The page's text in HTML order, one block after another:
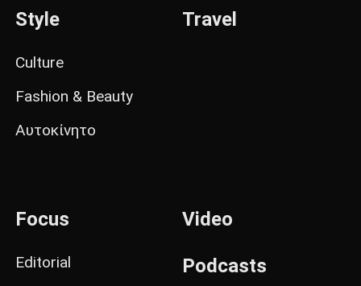
Style
Culture
Fashion & Beauty
Αυτοκίνητο
Travel
Focus
Editorial
Video
Podcasts